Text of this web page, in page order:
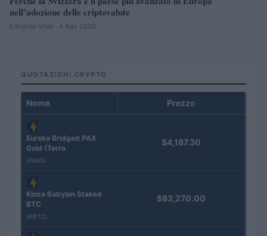
nell’adozione delle criptovalute
Edoardo Vitali · 4 Ago 2026
QUOTAZIONI CRYPTO
Nome Prezzo
Eureka Bridged PAX
Gold (Terra
(PAXG)
$4,187.30
Kinza Babylon Staked
BTC
(KBTC)
$83,270.00